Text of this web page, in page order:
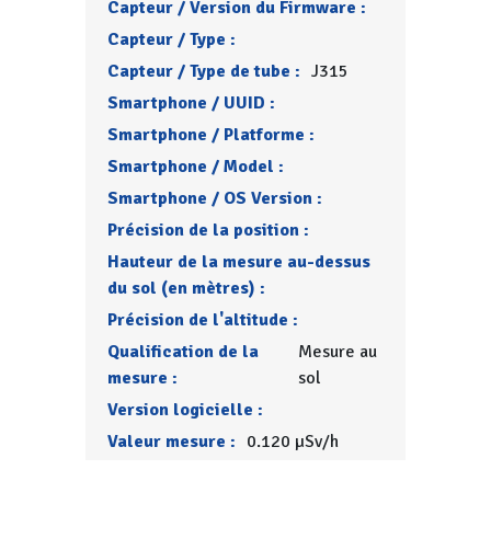
Capteur / Version du Firmware :
Capteur / Type :
Capteur / Type de tube : J315
Smartphone / UUID :
Smartphone / Platforme :
Smartphone / Model :
Smartphone / OS Version :
Précision de la position :
Hauteur de la mesure au-dessus
du sol (en mètres) :
Précision de l'altitude :
Qualification de la
mesure :
Mesure au
sol
Version logicielle :
Valeur mesure : 0.120 µSv/h